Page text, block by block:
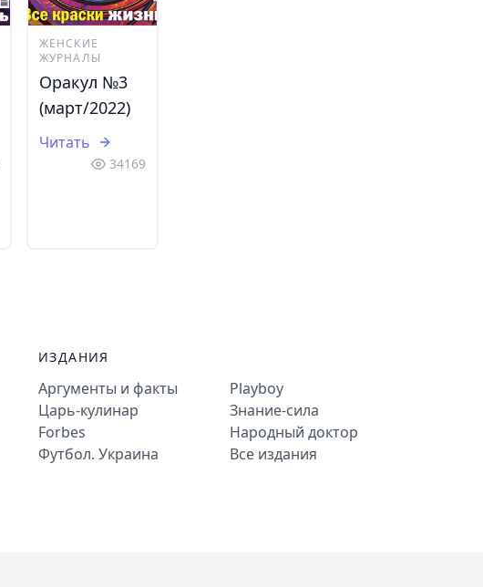
ЖЕНСКИЕ
ЖУРНАЛЫ
Оракул №3
(март/2022)
Читать
34169
ИЗДАНИЯ
Аргументы и факты
Царь-кулинар
Forbes
Футбол. Украина
Playboy
Знание-сила
Народный доктор
Все издания